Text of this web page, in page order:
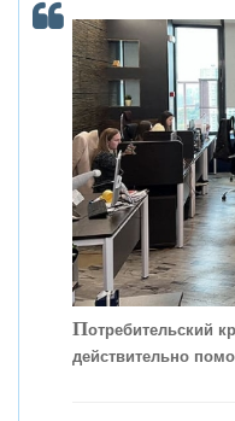
ОНАС
КОНТАКТЫ
Потребительский
действительно